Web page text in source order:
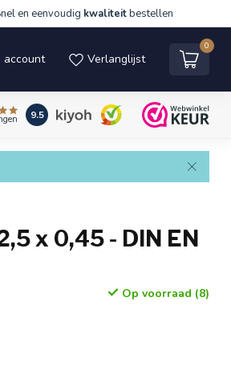
en eenvoudig kwaliteitbestellen
account Verlanglijst
0
9.5
x 0,45 - DIN EN
Op voorraad (8)